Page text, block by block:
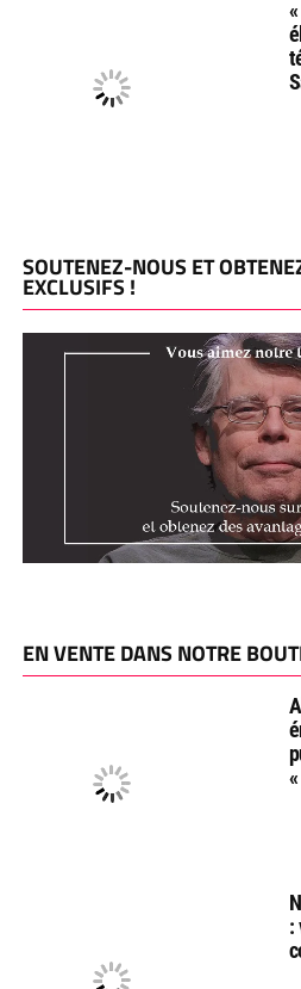
SOUTENEZ-NOUS ET
EXCLUSIFS !
EN VENTE DANS NOTRE
: